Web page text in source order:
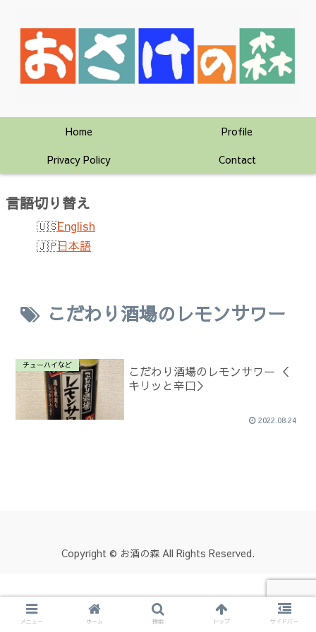
Home
Profile
Privacy Policy
Contact
言語切り替え
English
日本語
こだわり酒場のレモンサワー
チューハイなど
こだわり酒場のレモンサワー ＜
キリッと辛口＞
2022.08.24
Copyright © お酒の森 All Rights Reserved.
メニュー ホーム 検索 トップ サイドバー